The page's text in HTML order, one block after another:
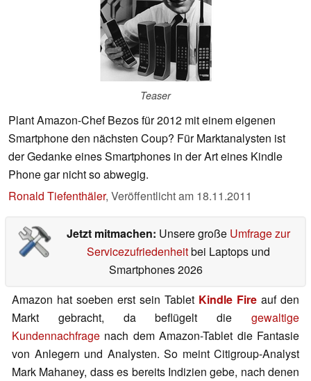
Teaser
Plant Amazon-Chef Bezos für 2012 mit einem eigenen
Smartphone den nächsten Coup? Für Marktanalysten ist
der Gedanke eines Smartphones in der Art eines Kindle
Phone gar nicht so abwegig.
Ronald Tiefenthäler, Veröffentlicht am 18.11.2011
Jetzt mitmachen: Unsere große Umfrage zur
Servicezufriedenheitbei Laptops und
Smartphones 2026
Amazon hat soeben erst sein Tablet Kindle Fire auf den
Markt gebracht, da beflügelt die gewaltige
Kundennachfrage nach dem Amazon-Tablet die Fantasie
von Anlegern und Analysten. So meint Citigroup-Analyst
Mark Mahaney, dass es bereits Indizien gebe, nach denen